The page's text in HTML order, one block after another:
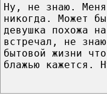
Ну, не знаю. Меня
никогда. Может
девушка похожа
встречал, не
бытовой жизни
блажью кажется.